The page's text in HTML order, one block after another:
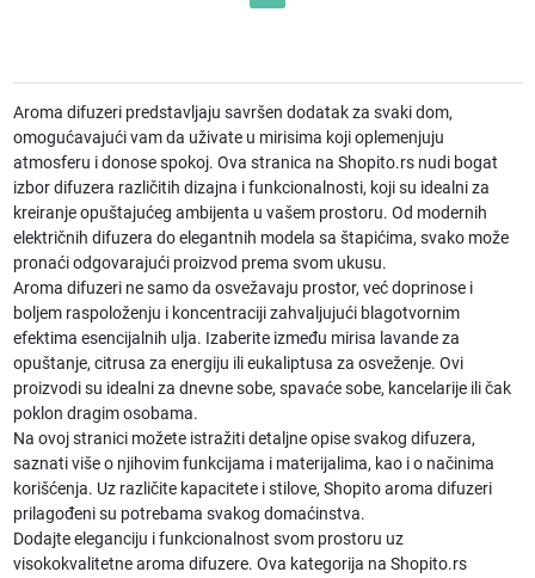
Aroma difuzeri predstavljaju savršen dodatak za svaki dom,
omogućavajući vam da uživate u mirisima koji oplemenjuju
atmosferu i donose spokoj. Ova stranica na Shopito.rs nudi bogat
izbor difuzera različitih dizajna i funkcionalnosti, koji su idealni za
kreiranje opuštajućeg ambijenta u vašem prostoru. Od modernih
električnih difuzera do elegantnih modela sa štapićima, svako može
pronaći odgovarajući proizvod prema svom ukusu.
Aroma difuzeri ne samo da osvežavaju prostor, već doprinose i
boljem raspoloženju i koncentraciji zahvaljujući blagotvornim
efektima esencijalnih ulja. Izaberite između mirisa lavande za
opuštanje, citrusa za energiju ili eukaliptusa za osveženje. Ovi
proizvodi su idealni za dnevne sobe, spavaće sobe, kancelarije ili čak
poklon dragim osobama.
Na ovoj stranici možete istražiti detaljne opise svakog difuzera,
saznati više o njihovim funkcijama i materijalima, kao i o načinima
korišćenja. Uz različite kapacitete i stilove, Shopito aroma difuzeri
prilagođeni su potrebama svakog domaćinstva.
Dodajte eleganciju i funkcionalnost svom prostoru uz
visokokvalitetne aroma difuzere. Ova kategorija na Shopito.rs